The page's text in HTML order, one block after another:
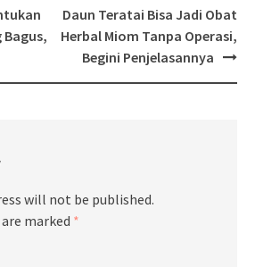
Bagus,
Daun Teratai Bisa Jadi Obat
Herbal Miom Tanpa Operasi,
Begini Penjelasannya
will not be published.
marked *